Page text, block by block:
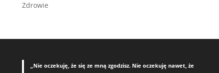
Zdrowie
„Nie oczekuję, że się ze mną zgodzisz. Nie oczekuję nawet, że